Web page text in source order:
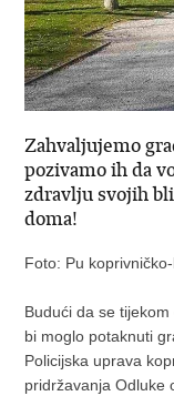
Zahvaljujemo
pozivamo ih da
zdravlju svojih
doma!
Foto: Pu
Budući da se
bi moglo potaknuti
Policijska uprava
pridržavanja Odluke